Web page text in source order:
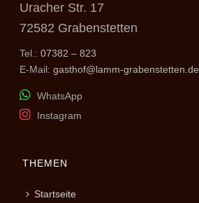
Uracher Str. 17
72582 Grabenstetten
Tel.:07382 – 823
E-Mail:gasthof@lamm-grabenstetten.de
WhatsApp
Instagram
THEMEN
Startseite